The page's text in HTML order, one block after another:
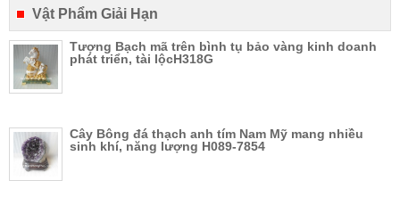
Vật Phẩm Giải Hạn
Tượng Bạch mã trên bình tụ bảo vàng kinh doanh
phát triển, tài lộcH318G
Cây Bông đá thạch anh tím Nam Mỹ mang nhiều
sinh khí, năng lượng H089-7854